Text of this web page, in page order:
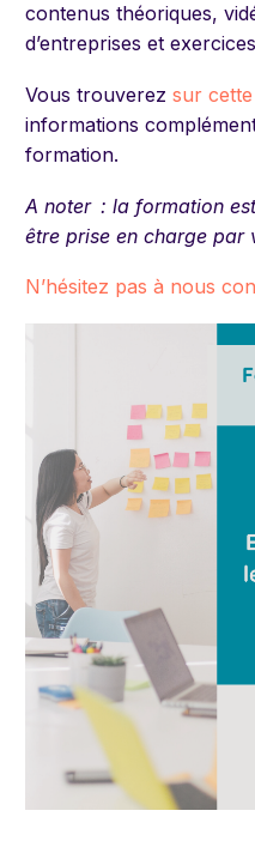
contenus théoriques,
d’entreprises et
Vous trouverez sur
informations
formation.
A noter : la formation
être prise en charge par
N’hésitez pas à nous